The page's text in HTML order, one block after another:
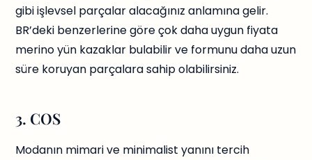
gibi işlevsel parçalar alacağınız anlamına gelir.
BR’deki benzerlerine göre çok daha uygun fiyata
merino yün kazaklar bulabilir ve formunu daha uzun
süre koruyan parçalara sahip olabilirsiniz.
3. COS
Modanın mimari ve minimalist yanını tercih